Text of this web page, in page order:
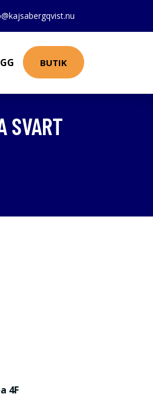
BUTIK
SVART
4F